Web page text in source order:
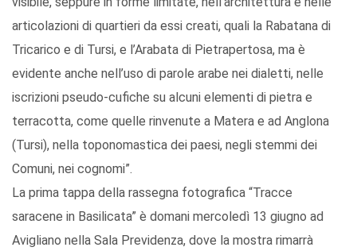
articolazioni di quartieri da essi creati, quali la Rabatana di
Tricarico e di Tursi, e l’Arabata di Pietrapertosa, ma è
evidente anche nell’uso di parole arabe nei dialetti, nelle
iscrizioni pseudo-cufiche su alcuni elementi di pietra e
terracotta, come quelle rinvenute a Matera e ad Anglona
(Tursi), nella toponomastica dei paesi, negli stemmi dei
Comuni, nei cognomi”.
La prima tappa della rassegna fotografica “Tracce
saracene in Basilicata” è domani mercoledì 13 giugno ad
Avigliano nella Sala Previdenza, dove la mostra rimarrà